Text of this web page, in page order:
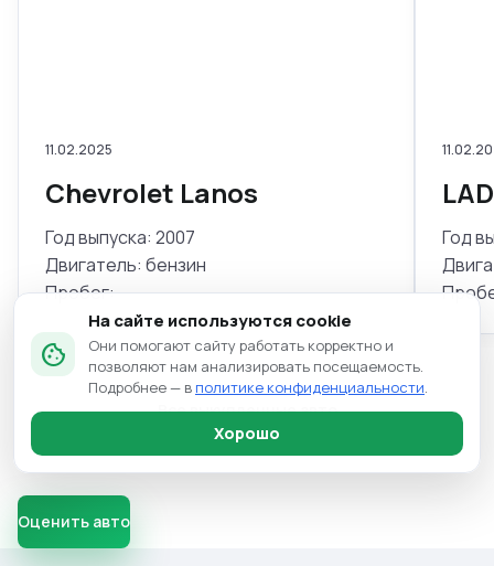
11.02.2025
Chevrolet Lanos
Год выпуска: 2007
Двигатель: бензин
Пробег: -
Год
Все выкупленные авто
Оценить авто
cookie
На сайте используются cookie
Они помогают сайту работать корректно и
позволяют нам анализировать посещаемость.
Подробнее — в политике конфиденциальности.
Хорошо